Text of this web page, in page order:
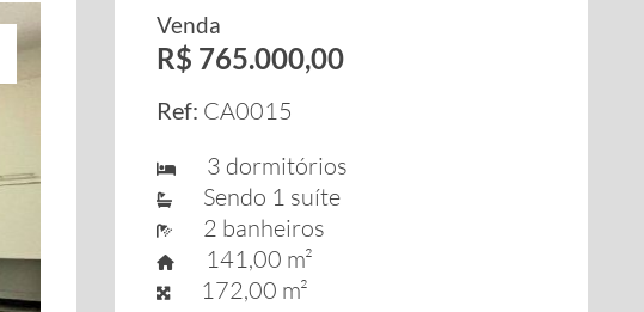
Venda
R$ 765.000,00
Ref: CA0015
3 dormitórios
Sendo 1 suíte
2 banheiros
141,00 m²
172,00 m²